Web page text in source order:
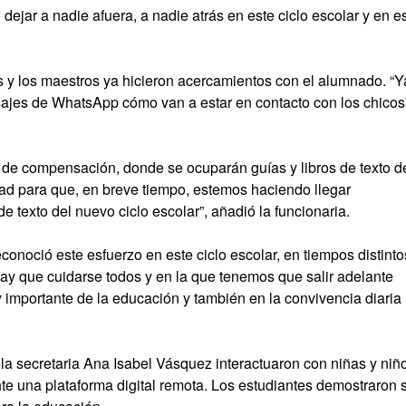
a nadie afuera, a nadie atrás en este ciclo escolar y en
los maestros ya hicieron acercamientos con el alumnado.
de WhatsApp cómo van a estar en contacto con los
compensación, donde se ocuparán guías y libros de texto
para que, en breve tiempo, estemos haciendo llegar
texto del nuevo ciclo escolar”, añadió la funcionaria.
este esfuerzo en este ciclo escolar, en tiempos
que cuidarse todos y en la que tenemos que salir adelante
de la educación y también en la convivencia diaria
secretaria Ana Isabel Vásquez interactuaron con niñas y
una plataforma digital remota. Los estudiantes demostraron